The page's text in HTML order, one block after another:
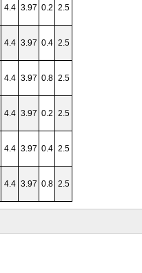
4.4 3.97 0.2 2.5
4.4 3.97 0.4 2.5
4.4 3.97 0.8 2.5
4.4 3.97 0.2 2.5
4.4 3.97 0.4 2.5
4.4 3.97 0.8 2.5